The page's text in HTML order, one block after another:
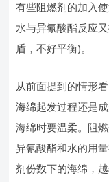
有些阻燃剂的加入
水与异氰酸酯反应
盾，不好平衡)。
从前面提到的情形
海绵起发过程还是
海绵时要温柔。阻
异氰酸酯和水的用
剂份数下的海绵，